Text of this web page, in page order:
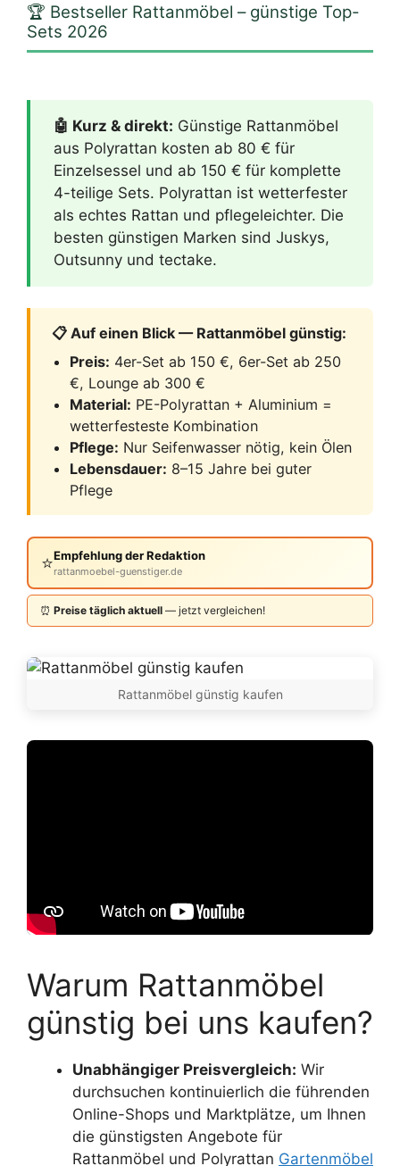
🏆 Bestseller Rattanmöbel – günstige Top-
Sets 2026
🤖 Kurz & direkt: Günstige Rattanmöbel
aus Polyrattan kosten ab 80 € für
Einzelsessel und ab 150 € für komplette
4-teilige Sets. Polyrattan ist wetterfester
als echtes Rattan und pflegeleichter. Die
besten günstigen Marken sind Juskys,
Outsunny und tectake.
📋 Auf einen Blick — Rattanmöbel günstig:
Preis: 4er-Set ab 150 €, 6er-Set ab 250
€, Lounge ab 300 €
Material: PE-Polyrattan + Aluminium =
wetterfesteste Kombination
Pflege: Nur Seifenwasser nötig, kein Ölen
Lebensdauer: 8–15 Jahre bei guter
Pflege
⭐Empfehlung der Redaktion
rattanmoebel-guenstiger.de
⏰ Preise täglich aktuell — jetzt vergleichen!
Rattanmöbel günstig kaufen
Warum Rattanmöbel
günstig bei uns kaufen?
Unabhängiger Preisvergleich: Wir
durchsuchen kontinuierlich die führenden
Online-Shops und Marktplätze, um Ihnen
die günstigsten Angebote für
Rattanmöbel und Polyrattan Gartenmöbel